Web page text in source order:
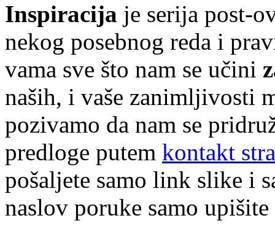
Inspiracija je serija post-
nekog posebnog reda i
vama sve što nam se učini
naših, i vaše zanimljivosti
pozivamo da nam se
predloge putem kontakt
pošaljete samo link slike i
naslov poruke samo upišite